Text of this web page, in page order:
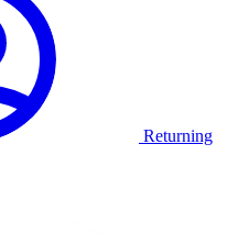
Returning